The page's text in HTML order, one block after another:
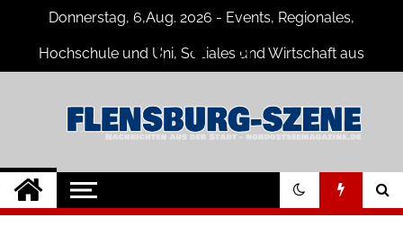
content
Donnerstag, 6,Aug. 2026 - Events, Regionales,
Hochschule und Uni, Soziales und Wirtschaft aus
Flensburg-Szene
Nachrichten für Flensburg und
Umgebung